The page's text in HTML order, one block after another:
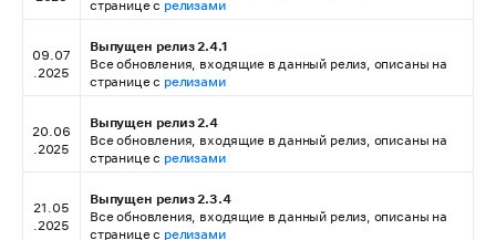
странице с релизами
09.07
.2025
Выпущен релиз 2.4.1
Все обновления, входящие в данный релиз, описаны на
странице с релизами
20.06
.2025
Выпущен релиз 2.4
Все обновления, входящие в данный релиз, описаны на
странице с релизами
21.05
.2025
Выпущен релиз 2.3.4
Все обновления, входящие в данный релиз, описаны на
странице с релизами